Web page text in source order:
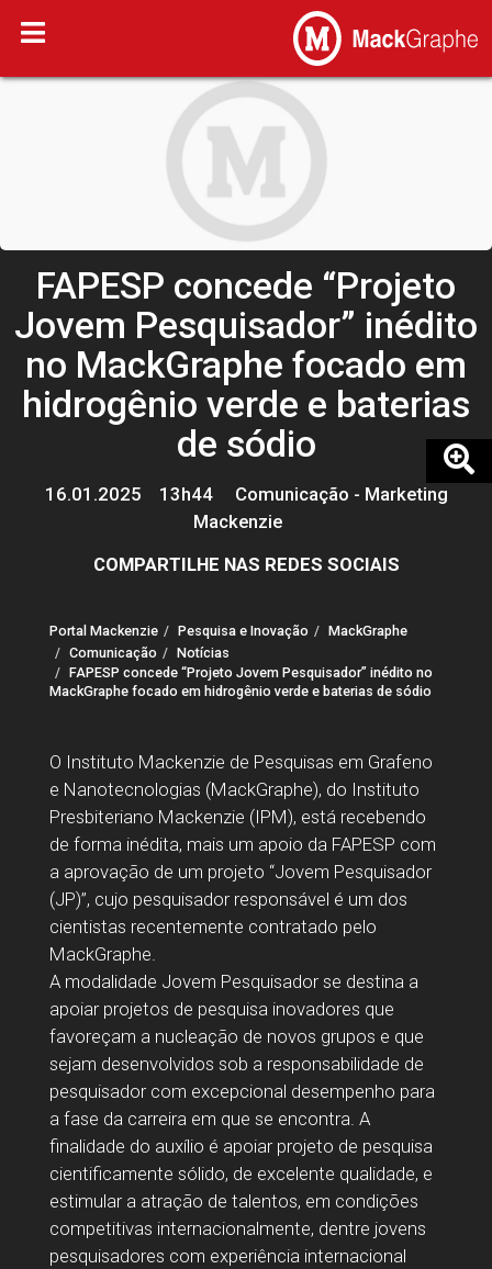
FAPESP concede “Projeto
Jovem Pesquisador” inédito
no MackGraphe focado em
hidrogênio verde e baterias
de sódio
16.01.2025 13h44
Comunicação - Marketing
Mackenzie
COMPARTILHE NAS REDES SOCIAIS
Portal Mackenzie Pesquisa e Inovação
MackGraphe
Comunicação
Notícias
FAPESP concede “Projeto Jovem Pesquisador” inédito no
MackGraphe focado em hidrogênio verde e baterias de sódio
O Instituto Mackenzie de Pesquisas em Grafeno
e Nanotecnologias (MackGraphe), do Instituto
Presbiteriano Mackenzie (IPM), está recebendo
de forma inédita, mais um apoio da FAPESP com
a aprovação de um projeto “Jovem Pesquisador
(JP)”, cujo pesquisador responsável é um dos
cientistas recentemente contratado pelo
MackGraphe.
A modalidade Jovem Pesquisador se destina a
apoiar projetos de pesquisa inovadores que
favoreçam a nucleação de novos grupos e que
sejam desenvolvidos sob a responsabilidade de
pesquisador com excepcional desempenho para
a fase da carreira em que se encontra. A
finalidade do auxílio é apoiar projeto de pesquisa
cientificamente sólido, de excelente qualidade, e
estimular a atração de talentos, em condições
competitivas internacionalmente, dentre jovens
pesquisadores com experiência internacional